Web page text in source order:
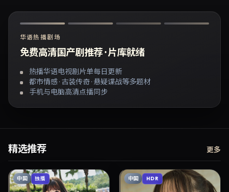
华语热播剧场
免费高清国产剧推荐 · 片库就绪
热播华语电视剧片单每日更新
都市情感 · 古装传奇 · 悬疑谍战等多题材
手机与电脑高清点播同步
精选推荐 更多
中国 独播 中国 HDR